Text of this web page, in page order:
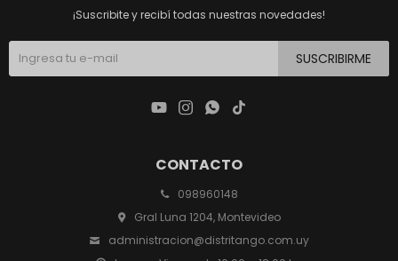
CONTACTO
098960148
Gral Luna 1204, Montevideo
administracion@distritango.com.uy
¡Suscribite y recibí todas nuestras novedades!
SUSCRIBIRME
   